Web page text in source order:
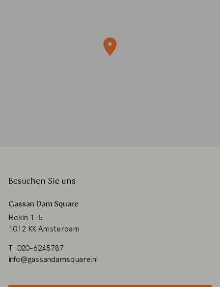
Besuchen Sie uns
Gassan Dam Square
Rokin 1-5
1012 KK Amsterdam
T: 020-6245787
info@gassandamsquare.nl